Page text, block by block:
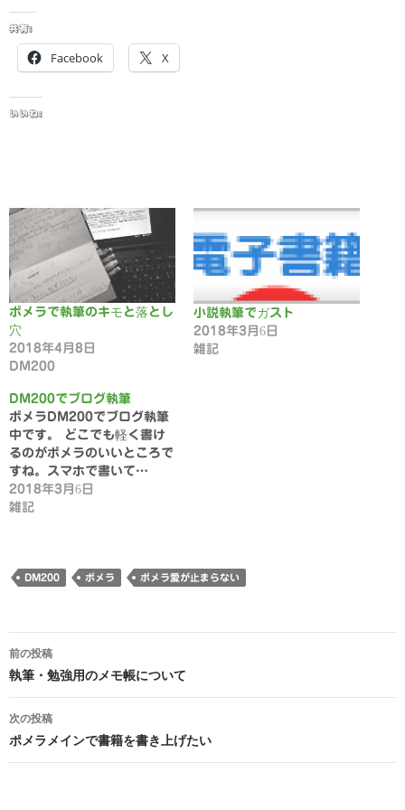
共有:
Facebook X
いいね:
ポメラで執筆のキモと落とし
穴
2018年4月8日
DM200
小説執筆でガスト
2018年3月6日
雑記
DM200でブログ執筆
ポメラDM200でブログ執筆
中です。 どこでも軽く書け
るのがポメラのいいところで
すね。スマホで書いて…
2018年3月6日
雑記
DM200 ポメラ ポメラ愛が止まらない
投
稿
ナ
ビ
前の投稿
執筆・勉強用のメモ帳について
次の投稿
ポメラメインで書籍を書き上げたい